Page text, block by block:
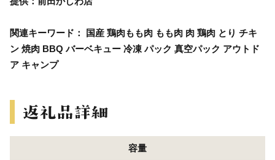
関連キーワード： 国産 鶏肉もも肉 もも肉 肉 鶏肉 とり チキ
ン 焼肉 BBQ バーベキュー 冷凍 パック 真空パック アウトド
ア キャンプ
容量